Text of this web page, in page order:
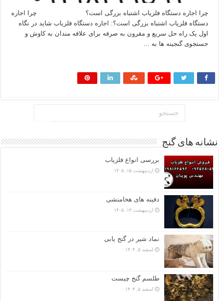
چرا اجاره دستگاه فلزیاب اشتباه بزرگی است؟ چرا اجاره
دستگاه فلزیاب اشتباه بزرگی است؟: اجاره دستگاه فلزیاب شاید در نگاه
اول یک راه حل سریع و مقرون به صرفه برای علاقه‌ مندان به کاوش و
جستجوی گنجینه‌ ها به …
نشانه های گنج
بررسی انواع فلزیاب
اردیبهشت ۱۵, ۱۴۰۵
دفینه های هخامنشی
اردیبهشت ۱۳, ۱۴۰۵
نماد شیر در گنج یابی
اسفند ۵, ۱۴۰۴
طلسم گنج چیست
اسفند ۵, ۱۴۰۴